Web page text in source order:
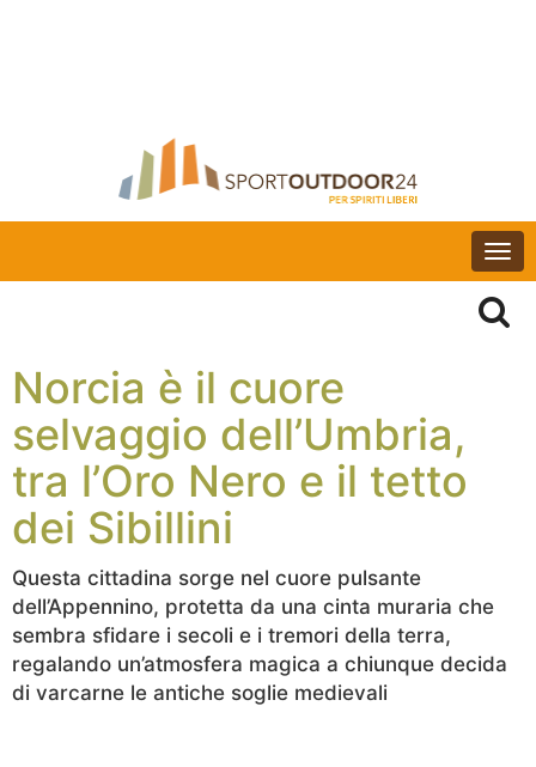
Norcia è il cuore
selvaggio dell’Umbria,
tra l’Oro Nero e il tetto
dei Sibillini
Questa cittadina sorge nel cuore pulsante
dell’Appennino, protetta da una cinta muraria che
sembra sfidare i secoli e i tremori della terra,
regalando un’atmosfera magica a chiunque decida
di varcarne le antiche soglie medievali